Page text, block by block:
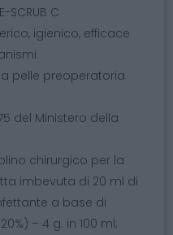
SCRUB C
igienico, efficace
pelle preoperatoria
del Ministero della
chirurgico per la
imbevuta di 20 ml di
a base di
– 4 g. in 100 ml;